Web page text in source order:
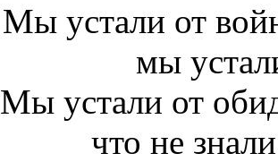
Мы устали от
мы
Мы устали от
что не